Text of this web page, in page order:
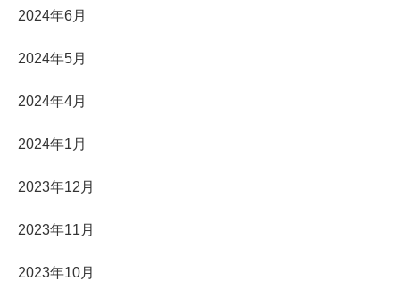
2024年6月
2024年5月
2024年4月
2024年1月
2023年12月
2023年11月
2023年10月